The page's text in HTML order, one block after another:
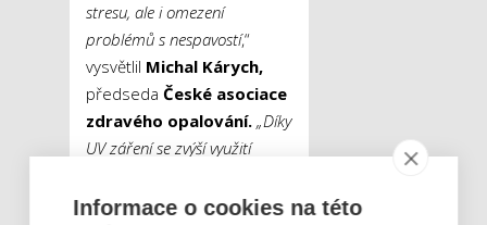
stresu, ale i omezení
problémů s nespavostí,“
vysvětlil Michal Kárych,
předseda České asociace
zdravého opalování. „Díky
UV záření se zvýší využití
lepšímu využití energie, což
Informace o cookies na této